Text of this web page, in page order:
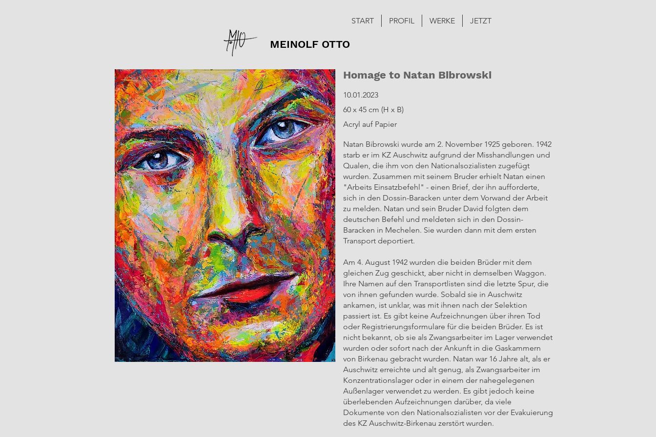
MEINOLF OTTO
START PROFIL WERKE JETZT
Homage to Natan Bibrowski
10.01.2023
60 x 45 cm (H x B)
Acryl auf Papier
Natan Bibrowski wurde am 2. November 1925 geboren. 1942
starb er im KZ Auschwitz aufgrund der Misshandlungen und
Qualen, die ihm von den Nationalsozialisten zugefügt
wurden. Zusammen mit seinem Bruder erhielt Natan einen
"Arbeits Einsatzbefehl" - einen Brief, der ihn aufforderte,
sich in den Dossin-Baracken unter dem Vorwand der Arbeit
zu melden. Natan und sein Bruder David folgten dem
deutschen Befehl und meldeten sich in den Dossin-
Baracken in Mechelen. Sie wurden dann mit dem ersten
Transport deportiert.
Am 4. August 1942 wurden die beiden Brüder mit dem
gleichen Zug geschickt, aber nicht in demselben Waggon.
Ihre Namen auf den Transportlisten sind die letzte Spur, die
von ihnen gefunden wurde. Sobald sie in Auschwitz
ankamen, ist unklar, was mit ihnen nach der Selektion
passiert ist. Es gibt keine Aufzeichnungen über ihren Tod
oder Registrierungsformulare für die beiden Brüder. Es ist
nicht bekannt, ob sie als Zwangsarbeiter im Lager verwendet
wurden oder sofort nach der Ankunft in die Gaskammern
von Birkenau gebracht wurden. Natan war 16 Jahre alt, als er
Auschwitz erreichte und alt genug, als Zwangsarbeiter im
Konzentrationslager oder in einem der nahegelegenen
Außenlager verwendet zu werden. Es gibt jedoch keine
überlebenden Aufzeichnungen darüber, da viele
Dokumente von den Nationalsozialisten vor der Evakuierung
des KZ Auschwitz-Birkenau zerstört wurden.